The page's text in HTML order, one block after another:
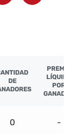
DE
PREMIO
LÍQUIDO
POR
GANADOR
0 -